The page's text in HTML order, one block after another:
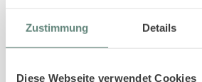
Zustimmung Details
Diese Webseite verwendet Cookies
In Ihrer Buchung inbegriffen
Stornierung kostenfrei.